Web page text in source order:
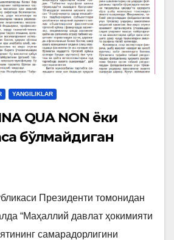
YANGILIKLAR
QUA NON ёки
бўлмайдиган
Президенти томонидан
“Маҳаллий давлат ҳокимияти
самарадорлигини